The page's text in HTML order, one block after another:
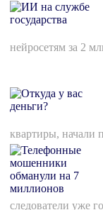
нейросетям за 2
квартиры, начали
следователи уже